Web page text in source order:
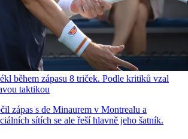
během zápasu 8 triček. Podle kritiků vzal
taktikou
zápas s de Minaurem v Montrealu a
sítích se ale řeší hlavně jeho šatník.